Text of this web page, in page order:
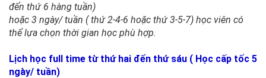
đến thứ 6 hàng tuần)
hoặc 3 ngày/ tuần ( thứ 2-4-6 hoặc thứ 3-5-7) học viên có
thể lựa chọn thời gian học phù hợp.
Lịch học full time từ thứ hai đến thứ sáu ( Học cấp tốc 5
ngày/ tuần)